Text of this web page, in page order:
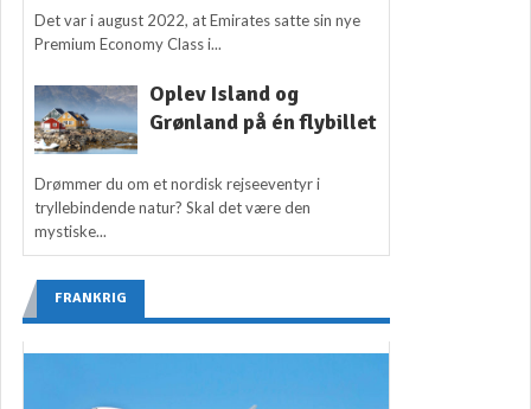
Det var i august 2022, at Emirates satte sin nye
Premium Economy Class i...
Oplev Island og
Grønland på én flybillet
Drømmer du om et nordisk rejseeventyr i
tryllebindende natur? Skal det være den
mystiske...
FRANKRIG